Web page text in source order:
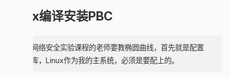
Linux编译安装PBC
开学网络安全实验课程的老师要教椭圆曲线，首先就是配置
PBC库，Linux作为我的主系统，必须是要配上的。